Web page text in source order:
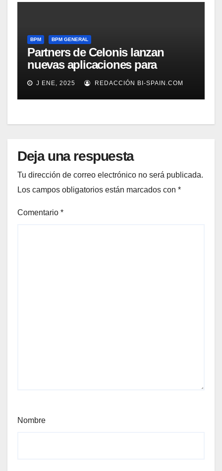
BPM BPM GENERAL
Partners de Celonis lanzan
nuevas aplicaciones para
automarizar migración a SAP o
Gestión de Reclamaciones en
Seguros
J ENE, 2025 REDACCIÓN BI-SPAIN.COM
Deja una respuesta
Tu dirección de correo electrónico no será publicada.
Los campos obligatorios están marcados con *
Comentario *
Nombre